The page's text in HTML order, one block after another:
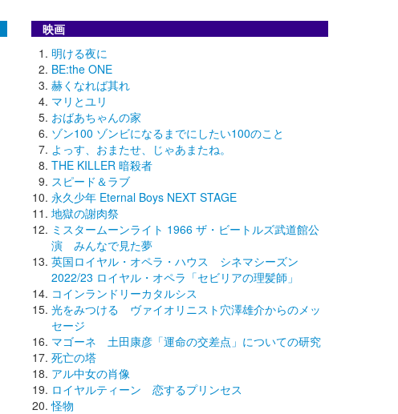
映画
明ける夜に
BE:the ONE
赫くなれば其れ
マリとユリ
おばあちゃんの家
ゾン100 ゾンビになるまでにしたい100のこと
よっす、おまたせ、じゃあまたね。
THE KILLER 暗殺者
スピード＆ラブ
永久少年 Eternal Boys NEXT STAGE
地獄の謝肉祭
ミスタームーンライト 1966 ザ・ビートルズ武道館公
演 みんなで見た夢
英国ロイヤル・オペラ・ハウス シネマシーズン
2022/23 ロイヤル・オペラ「セビリアの理髪師」
コインランドリーカタルシス
光をみつける ヴァイオリニスト穴澤雄介からのメッ
セージ
マゴーネ 土田康彦「運命の交差点」についての研究
死亡の塔
アル中女の肖像
ロイヤルティーン 恋するプリンセス
怪物